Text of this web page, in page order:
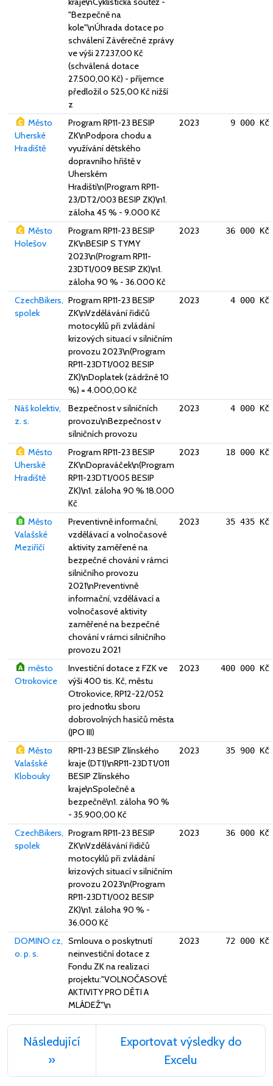
"Bezpečně na
kole"\nÚhrada dotace po
schválení Závěrečné zprávy
ve výši 27.237,00 Kč
(schválená dotace
27.500,00 Kč) - příjemce
předložil o 525,00 Kč nižší
z
Město
Uherské
Hradiště
Program RP11-23 BESIP
ZK\nPodpora chodu a
využívání dětského
dopravního hřiště v
Uherském
Hradišti\n(Program RP11-
23/DT2/003 BESIP ZK)\n1.
záloha 45 % - 9.000 Kč
2023 9 000 Kč
Město
Holešov
Program RP11-23 BESIP
ZK\nBESIP S TYMY
2023\n(Program RP11-
23DT1/009 BESIP ZK)\n1.
záloha 90 % - 36.000 Kč
2023 36 000 Kč
CzechBikers,
spolek
Program RP11-23 BESIP
ZK\nVzdělávání řidičů
motocyklů při zvládání
krizových situací v silničním
provozu 2023\n(Program
RP11-23DT1/002 BESIP
ZK)\nDoplatek (zádržné 10
%) = 4.000,00 Kč
2023 4 000 Kč
Náš kolektiv,
z. s.
Bezpečnost v silničních
provozu\nBezpečnost v
silničních provozu
2023 4 000 Kč
Město
Uherské
Hradiště
Program RP11-23 BESIP
ZK\nDopraváček\n(Program
RP11-23DT1/005 BESIP
ZK)\n1. záloha 90 % 18.000
Kč
2023 18 000 Kč
Město
Valašské
Meziříčí
Preventivně informační,
vzdělávací a volnočasové
aktivity zaměřené na
bezpečné chování v rámci
silničního provozu
2021\nPreventivně
informační, vzdělávací a
volnočasové aktivity
zaměřené na bezpečné
chování v rámci silničního
provozu 2021
2023 35 435 Kč
město
Otrokovice
Investiční dotace z FZK ve
výši 400 tis. Kč, městu
Otrokovice, RP12-22/052
pro jednotku sboru
dobrovolných hasičů města
(JPO III)
2023 400 000 Kč
Město
Valašské
Klobouky
RP11-23 BESIP Zlínského
kraje (DT1)\nRP11-23DT1/011
BESIP Zlínského
kraje\nSpolečně a
bezpečně\n1. záloha 90 %
- 35.900,00 Kč
2023 35 900 Kč
CzechBikers,
spolek
Program RP11-23 BESIP
ZK\nVzdělávání řidičů
motocyklů při zvládání
krizových situací v silničním
provozu 2023\n(Program
RP11-23DT1/002 BESIP
ZK)\n1. záloha 90 % -
36.000 Kč
2023 36 000 Kč
DOMINO cz,
o. p. s.
Smlouva o poskytnutí
neinvestiční dotace z
Fondu ZK na realizaci
projektu:"VOLNOČASOVÉ
AKTIVITY PRO DĚTI A
MLÁDEŽ"\n
2023 72 000 Kč
Následující
»
Exportovat výsledky do
Excelu